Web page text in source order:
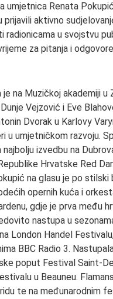
umjetnica Renata
aktivno
u svojstvu
za pitanja i
na Muzičkoj akademiji u
Vejzović i Eve
Dvorak u Karlovy
u umjetničkom razvoju.
izvedbu na
Hrvatske Red
na glasu je po stilski
opernih kuća i
gdje je prva među
nastupa u
London Handel
BBC Radio 3.
poput Festival Saint-
u Beauneu.
te na međunarodnim